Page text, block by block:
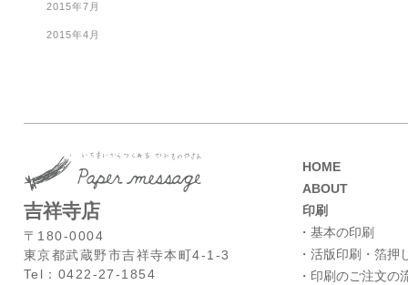
2015年7月
2015年4月
吉祥寺店
〒180-0004
東京都武蔵野市吉祥寺本町4-1-3
Tel：0422-27-1854
HOME
ABOUT
印刷
・基本の印刷
・活版印刷・箔押
・印刷のご注文の